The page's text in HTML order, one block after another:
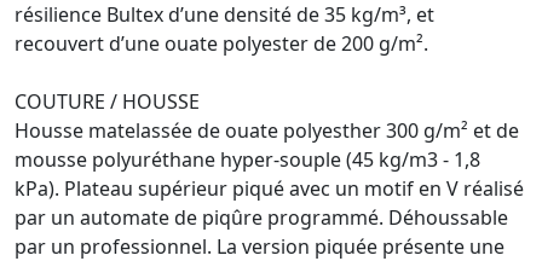
résilience Bultex d’une densité de 35 kg/m³, et
recouvert d’une ouate polyester de 200 g/m².
COUTURE / HOUSSE
Housse matelassée de ouate polyesther 300 g/m² et de
mousse polyuréthane hyper-souple (45 kg/m3 - 1,8
kPa). Plateau supérieur piqué avec un motif en V réalisé
par un automate de piqûre programmé. Déhoussable
par un professionnel. La version piquée présente une